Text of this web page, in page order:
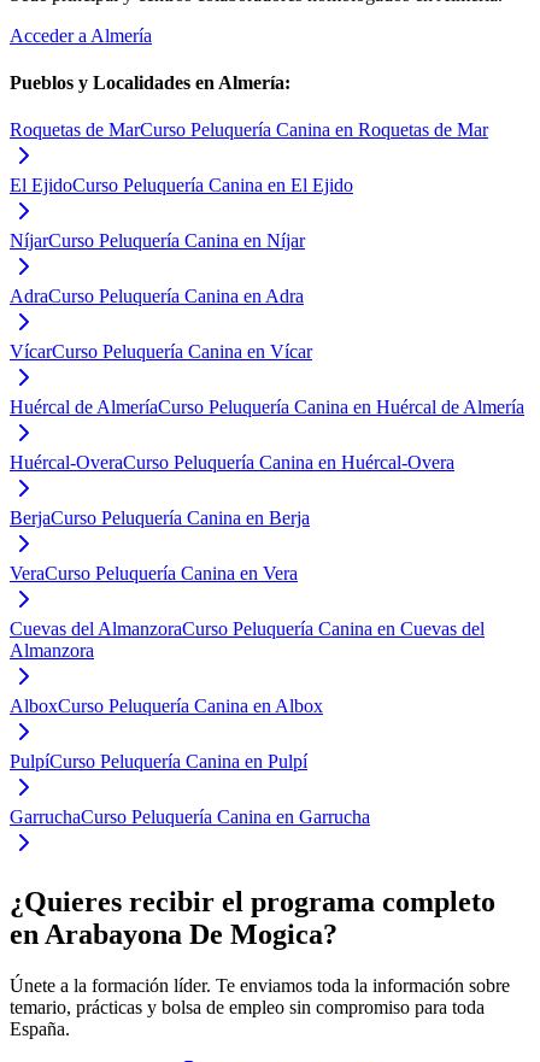
Acceder a Almería
Pueblos y Localidades en Almería:
Roquetas de MarCurso Peluquería Canina en Roquetas de Mar
El EjidoCurso Peluquería Canina en El Ejido
NíjarCurso Peluquería Canina en Níjar
AdraCurso Peluquería Canina en Adra
VícarCurso Peluquería Canina en Vícar
Huércal de AlmeríaCurso Peluquería Canina en Huércal de Almería
Huércal-OveraCurso Peluquería Canina en Huércal-Overa
BerjaCurso Peluquería Canina en Berja
VeraCurso Peluquería Canina en Vera
Cuevas del AlmanzoraCurso Peluquería Canina en Cuevas del
Almanzora
AlboxCurso Peluquería Canina en Albox
PulpíCurso Peluquería Canina en Pulpí
GarruchaCurso Peluquería Canina en Garrucha
¿Quieres recibir el programa completo
en Arabayona De Mogica?
Únete a la formación líder. Te enviamos toda la información sobre
temario, prácticas y bolsa de empleo sin compromiso para toda
España.